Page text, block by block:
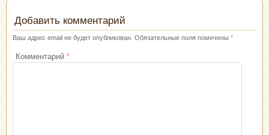
Добавить комментарий
Ваш адрес email не будет опубликован. Обязательные поля помечены *
Комментарий *